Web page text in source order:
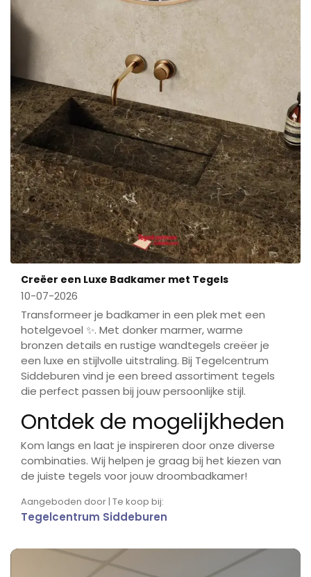
Creëer een Luxe Badkamer met Tegels
10-07-2026
Transformeer je badkamer in een plek met een
hotelgevoel ✨. Met donker marmer, warme
bronzen details en rustige wandtegels creëer je
een luxe en stijlvolle uitstraling. Bij Tegelcentrum
Siddeburen vind je een breed assortiment tegels
die perfect passen bij jouw persoonlijke stijl.
Ontdek de mogelijkheden
Kom langs en laat je inspireren door onze diverse
combinaties. Wij helpen je graag bij het kiezen van
de juiste tegels voor jouw droombadkamer!
Aangeboden door | Te koop bij:
Tegelcentrum Siddeburen